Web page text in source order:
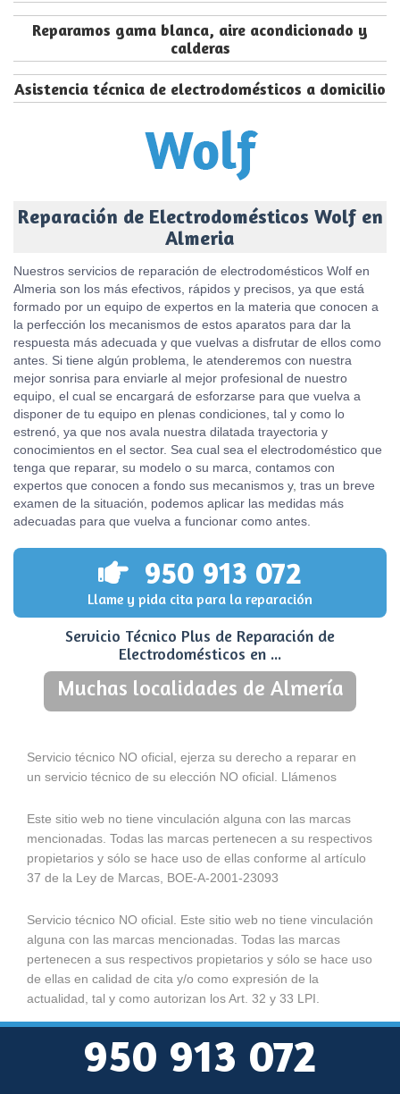
Reparamos gama blanca, aire acondicionado y
calderas
Asistencia técnica de electrodomésticos a domicilio
Reparación de Electrodomésticos Wolf en
Almeria
Nuestros servicios de reparación de electrodomésticos Wolf en
Almeria son los más efectivos, rápidos y precisos, ya que está
formado por un equipo de expertos en la materia que conocen a
la perfección los mecanismos de estos aparatos para dar la
respuesta más adecuada y que vuelvas a disfrutar de ellos como
antes. Si tiene algún problema, le atenderemos con nuestra
mejor sonrisa para enviarle al mejor profesional de nuestro
equipo, el cual se encargará de esforzarse para que vuelva a
disponer de tu equipo en plenas condiciones, tal y como lo
estrenó, ya que nos avala nuestra dilatada trayectoria y
conocimientos en el sector. Sea cual sea el electrodoméstico que
tenga que reparar, su modelo o su marca, contamos con
expertos que conocen a fondo sus mecanismos y, tras un breve
examen de la situación, podemos aplicar las medidas más
adecuadas para que vuelva a funcionar como antes.
950 913 072
Llame y pida cita para la reparación
Servicio Técnico Plus de Reparación de
Electrodomésticos en ...
Muchas localidades de Almería
Servicio técnico NO oficial, ejerza su derecho a reparar en
un servicio técnico de su elección NO oficial. Llámenos
Este sitio web no tiene vinculación alguna con las marcas
mencionadas. Todas las marcas pertenecen a su respectivos
propietarios y sólo se hace uso de ellas conforme al artículo
37 de la Ley de Marcas, BOE-A-2001-23093
Servicio técnico NO oficial. Este sitio web no tiene vinculación
alguna con las marcas mencionadas. Todas las marcas
pertenecen a sus respectivos propietarios y sólo se hace uso
de ellas en calidad de cita y/o como expresión de la
actualidad, tal y como autorizan los Art. 32 y 33 LPI.
950 913 072